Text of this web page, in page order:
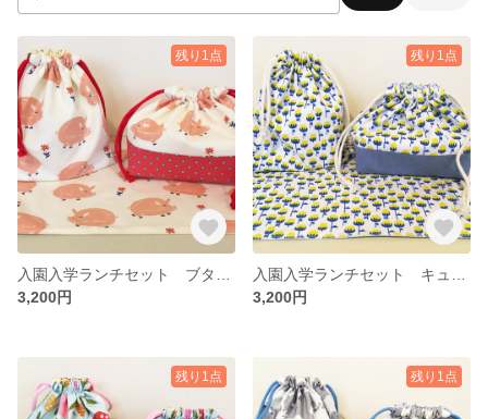
残り1点
3,200円
残り1点
3,200円
残り1点 残り1点